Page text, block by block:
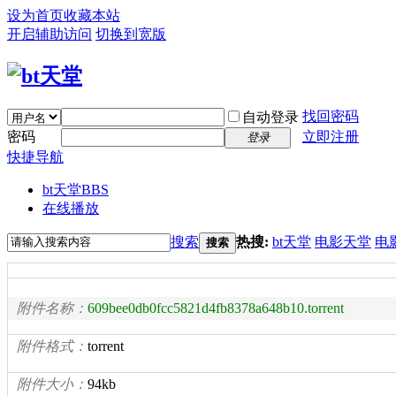
设为首页收藏本站
开启辅助访问 切换到宽版
自动登录 找回密码
密码
登录
立即注册
快捷导航
bt天堂BBS
在线播放
搜索 搜索 热搜: bt天堂 电影天堂 电
附件名称： 609bee0db0fcc5821d4fb8378a648b10.torrent
附件格式： torrent
附件大小： 94kb